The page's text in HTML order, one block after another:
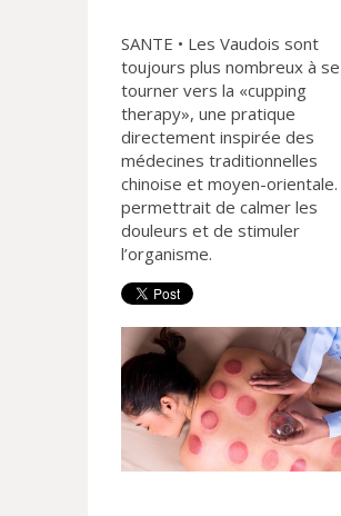
SANTE • Les Vaudois sont
toujours plus nombreux à se
tourner vers la «cupping
therapy», une pratique
directement inspirée des
médecines traditionnelles
chinoise et moyen-orientale.
permettrait de calmer les
douleurs et de stimuler
l’organisme.